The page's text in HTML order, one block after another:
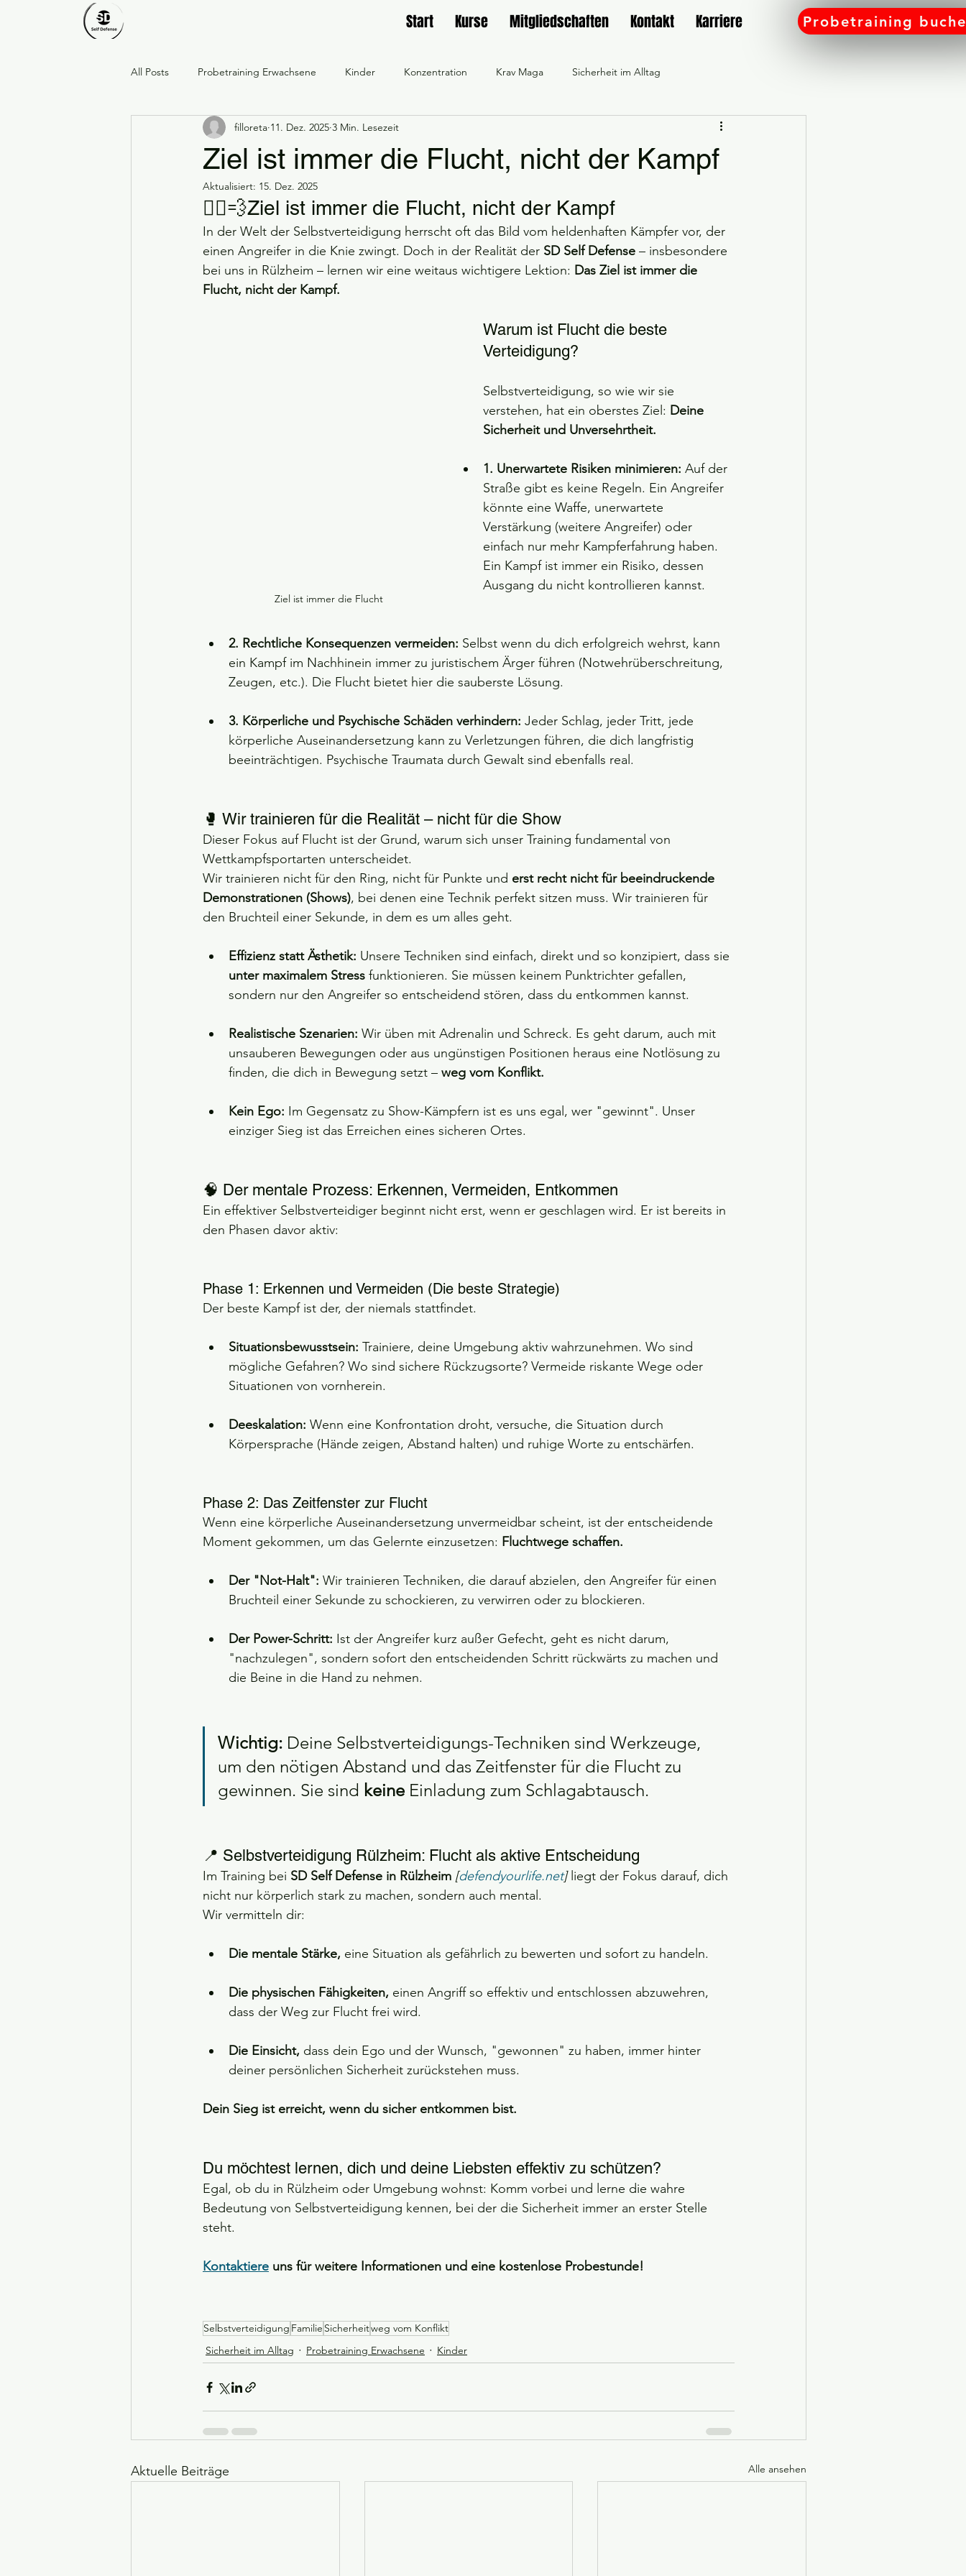
Start Kurse Mitgliedschaften Kontakt Karriere Probetraining
All Posts Probetraining Erwachsene Kinder Konzentration Krav Maga Sicherheit im Alltag
Respekt · Stärke · Gemeinschaft Aikido Lichtschwert
Dankeschön an unsere Mitglieder
Frühling Probetraining online buchen Workshop online buchen Männergruppe bei SD Rülzheim
Ferienzeiten bei SD Self Defense
Ziel ist immer die Flucht, nicht der Kampf
filloreta 11. Dez. 2025 3 Min. Lesezeit
Aktualisiert: 15. Dez. 2025
🏃‍♀️💨Ziel ist immer die Flucht, nicht der Kampf
In der Welt der Selbstverteidigung herrscht oft das Bild vom heldenhaften Kämpfer vor, der
einen Angreifer in die Knie zwingt. Doch in der Realität der SD Self Defense – insbesondere
bei uns in Rülzheim – lernen wir eine weitaus wichtigere Lektion: Das Ziel ist immer die
Flucht, nicht der Kampf.
Ziel ist immer die Flucht
Warum ist Flucht die beste
Verteidigung?
Selbstverteidigung, so wie wir sie
verstehen, hat ein oberstes Ziel: Deine
Sicherheit und Unversehrtheit.
1. Unerwartete Risiken minimieren: Auf der
Straße gibt es keine Regeln. Ein Angreifer
könnte eine Waffe, unerwartete
Verstärkung (weitere Angreifer) oder
einfach nur mehr Kampferfahrung haben.
Ein Kampf ist immer ein Risiko, dessen
Ausgang du nicht kontrollieren kannst.
2. Rechtliche Konsequenzen vermeiden: Selbst wenn du dich erfolgreich wehrst, kann
ein Kampf im Nachhinein immer zu juristischem Ärger führen (Notwehrüberschreitung,
Zeugen, etc.). Die Flucht bietet hier die sauberste Lösung.
3. Körperliche und Psychische Schäden verhindern: Jeder Schlag, jeder Tritt, jede
körperliche Auseinandersetzung kann zu Verletzungen führen, die dich langfristig
beeinträchtigen. Psychische Traumata durch Gewalt sind ebenfalls real.
🥊 Wir trainieren für die Realität – nicht für die Show
Dieser Fokus auf Flucht ist der Grund, warum sich unser Training fundamental von
Wettkampfsportarten unterscheidet.
Wir trainieren nicht für den Ring, nicht für Punkte und erst recht nicht für beeindruckende
Demonstrationen (Shows), bei denen eine Technik perfekt sitzen muss. Wir trainieren für
den Bruchteil einer Sekunde, in dem es um alles geht.
Effizienz statt Ästhetik: Unsere Techniken sind einfach, direkt und so konzipiert, dass sie
unter maximalem Stress funktionieren. Sie müssen keinem Punktrichter gefallen,
sondern nur den Angreifer so entscheidend stören, dass du entkommen kannst.
Realistische Szenarien: Wir üben mit Adrenalin und Schreck. Es geht darum, auch mit
unsauberen Bewegungen oder aus ungünstigen Positionen heraus eine Notlösung zu
finden, die dich in Bewegung setzt – weg vom Konflikt.
Kein Ego: Im Gegensatz zu Show-Kämpfern ist es uns egal, wer "gewinnt". Unser
einziger Sieg ist das Erreichen eines sicheren Ortes.
🧠 Der mentale Prozess: Erkennen, Vermeiden, Entkommen
Ein effektiver Selbstverteidiger beginnt nicht erst, wenn er geschlagen wird. Er ist bereits in
den Phasen davor aktiv:
Phase 1: Erkennen und Vermeiden (Die beste Strategie)
Der beste Kampf ist der, der niemals stattfindet.
Situationsbewusstsein: Trainiere, deine Umgebung aktiv wahrzunehmen. Wo sind
mögliche Gefahren? Wo sind sichere Rückzugsorte? Vermeide riskante Wege oder
Situationen von vornherein.
Deeskalation: Wenn eine Konfrontation droht, versuche, die Situation durch
Körpersprache (Hände zeigen, Abstand halten) und ruhige Worte zu entschärfen.
Phase 2: Das Zeitfenster zur Flucht
Wenn eine körperliche Auseinandersetzung unvermeidbar scheint, ist der entscheidende
Moment gekommen, um das Gelernte einzusetzen: Fluchtwege schaffen.
Der "Not-Halt": Wir trainieren Techniken, die darauf abzielen, den Angreifer für einen
Bruchteil einer Sekunde zu schockieren, zu verwirren oder zu blockieren.
Der Power-Schritt: Ist der Angreifer kurz außer Gefecht, geht es nicht darum,
"nachzulegen", sondern sofort den entscheidenden Schritt rückwärts zu machen und
die Beine in die Hand zu nehmen.
Wichtig: Deine Selbstverteidigungs-Techniken sind Werkzeuge,
um den nötigen Abstand und das Zeitfenster für die Flucht zu
gewinnen. Sie sind keine Einladung zum Schlagabtausch.
📍 Selbstverteidigung Rülzheim: Flucht als aktive Entscheidung
Im Training bei SD Self Defense in Rülzheim [defendyourlife.net] liegt der Fokus darauf, dich
nicht nur körperlich stark zu machen, sondern auch mental.
Wir vermitteln dir:
Die mentale Stärke, eine Situation als gefährlich zu bewerten und sofort zu handeln.
Die physischen Fähigkeiten, einen Angriff so effektiv und entschlossen abzuwehren,
dass der Weg zur Flucht frei wird.
Die Einsicht, dass dein Ego und der Wunsch, "gewonnen" zu haben, immer hinter
deiner persönlichen Sicherheit zurückstehen muss.
Dein Sieg ist erreicht, wenn du sicher entkommen bist.
Du möchtest lernen, dich und deine Liebsten effektiv zu schützen?
Egal, ob du in Rülzheim oder Umgebung wohnst: Komm vorbei und lerne die wahre
Bedeutung von Selbstverteidigung kennen, bei der die Sicherheit immer an erster Stelle
steht.
Kontaktiere uns für weitere Informationen und eine kostenlose Probestunde!
Selbstverteidigung Familie Sicherheitweg vom Konflikt
Sicherheit im Alltag
Probetraining Erwachsene Kinder
Aktuelle Beiträge Alle ansehen